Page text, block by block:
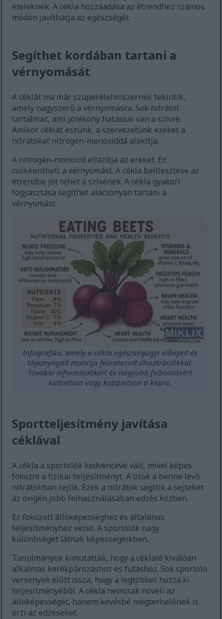
ételeknek. A cékla hozzáadása az étrendhez számos
módon javíthatja az egészségét.
Segíthet kordában tartani a
vérnyomását
A céklát ma már szuperélelmiszernek tekintik,
amely nagyszerű a vérnyomásra. Sok nitrátot
tartalmaz, ami jótékony hatással van a szívre.
Amikor céklát eszünk, a szervezetünk ezeket a
nitrátokat nitrogén-monoxiddá alakítja.
A nitrogén-monoxid ellazítja az ereket. Ez
csökkentheti a vérnyomást. A cékla beillesztése az
étrendbe jót tehet a szívének. A cékla gyakori
fogyasztása segíthet alacsonyan tartani a
vérnyomást.
Infografika, amely a cékla egészségügyi előnyeit és
tápanyagait mutatja feliratozott illusztrációkkal.
További információkért és nagyobb felbontásért
kattintson vagy koppintson a képre.
Sportteljesítmény javítása
céklával
A cékla a sportolók kedvencévé vált, mivel képes
fokozni a fizikai teljesítményt. A titok a benne lévő
nitrátokban rejlik. Ezek a nitrátok segítik a sejteket
az oxigén jobb felhasználásában edzés közben.
Ez fokozott állóképességhez és általános
teljesítményhez vezet. A sportolók nagy
különbséget látnak képességeikben.
Tanulmányok kimutatták, hogy a céklalé kiválóan
alkalmas kerékpározáshoz és futáshoz. Sok sportoló
versenyek előtt issza, hogy a legtöbbet hozza ki
teljesítményéből. A cékla nemcsak növeli az
állóképességet, hanem kevésbé megterhelőnek is
érzi az edzéseket.